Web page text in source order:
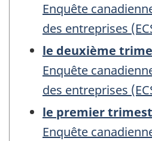
Enquête
des entreprises
le deuxième
Enquête
des entreprises
le premier
Enquête